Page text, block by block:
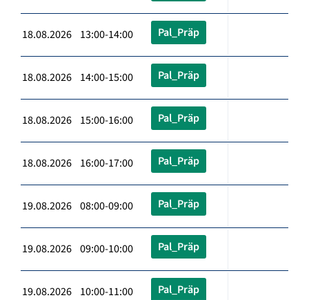
18.08.2026 13:00-14:00 Pal_Präp
18.08.2026 14:00-15:00 Pal_Präp
18.08.2026 15:00-16:00 Pal_Präp
18.08.2026 16:00-17:00 Pal_Präp
19.08.2026 08:00-09:00 Pal_Präp
19.08.2026 09:00-10:00 Pal_Präp
19.08.2026 10:00-11:00 Pal_Präp